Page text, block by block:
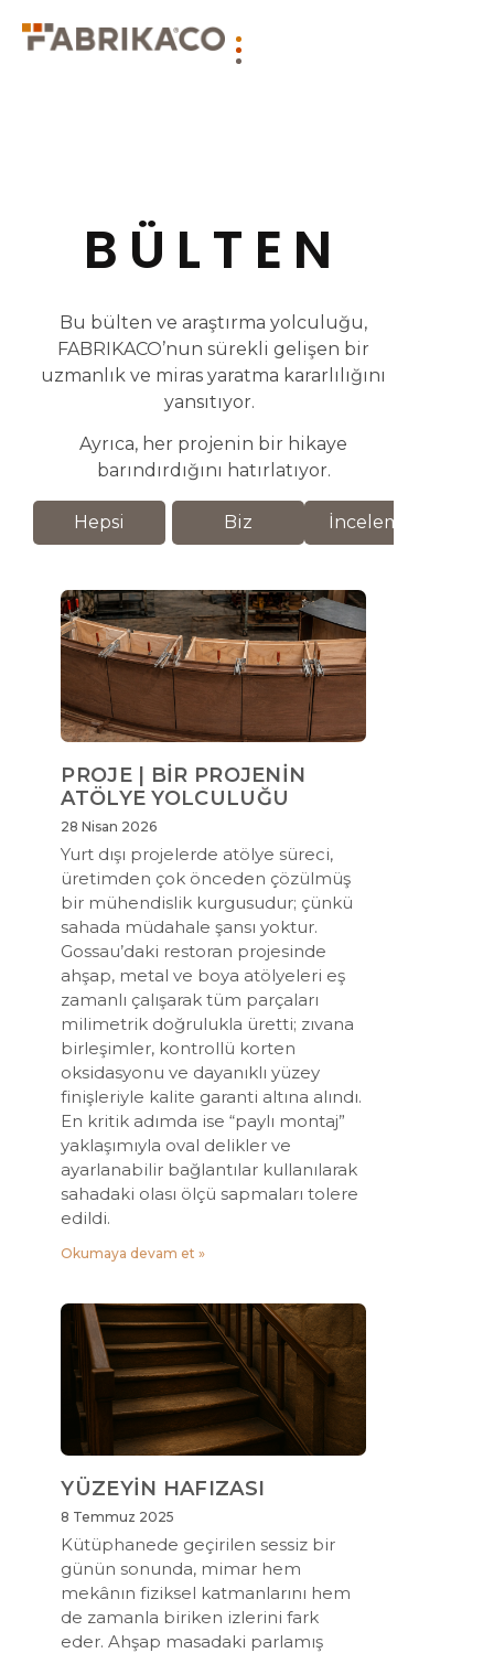
BÜLTEN
Bu bülten ve araştırma yolculuğu,
FABRIKACO’nun sürekli gelişen bir
uzmanlık ve miras yaratma kararlılığını
yansıtıyor.
Ayrıca, her projenin bir hikaye
barındırdığını hatırlatıyor.
Hepsi Biz İnceleme
PROJE | BİR PROJENİN
ATÖLYE YOLCULUĞU
28 Nisan 2026
Yurt dışı projelerde atölye süreci,
üretimden çok önceden çözülmüş
bir mühendislik kurgusudur; çünkü
sahada müdahale şansı yoktur.
Gossau’daki restoran projesinde
ahşap, metal ve boya atölyeleri eş
zamanlı çalışarak tüm parçaları
milimetrik doğrulukla üretti; zıvana
birleşimler, kontrollü korten
oksidasyonu ve dayanıklı yüzey
finişleriyle kalite garanti altına alındı.
En kritik adımda ise “paylı montaj”
yaklaşımıyla oval delikler ve
ayarlanabilir bağlantılar kullanılarak
sahadaki olası ölçü sapmaları tolere
edildi.
Okumaya devam et »
YÜZEYİN HAFIZASI
8 Temmuz 2025
Kütüphanede geçirilen sessiz bir
günün sonunda, mimar hem
mekânın fiziksel katmanlarını hem
de zamanla biriken izlerini fark
eder. Ahşap masadaki parlamış